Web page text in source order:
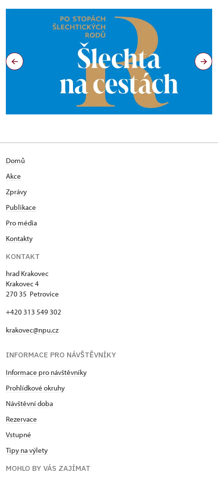
Domů
Akce
Zprávy
Publikace
Pro média
Kontakty
KONTAKT
hrad Krakovec
Krakovec 4
270 35 Petrovice
+420 313 549 302
krakovec@npu.cz
INFORMACE PRO NÁVŠTĚVNÍKY
Informace pro návštěvníky
Prohlídkové okruhy
Návštěvní doba
Rezervace
Vstupné
Tipy na výlety
MOHLO BY VÁS ZAJÍMAT